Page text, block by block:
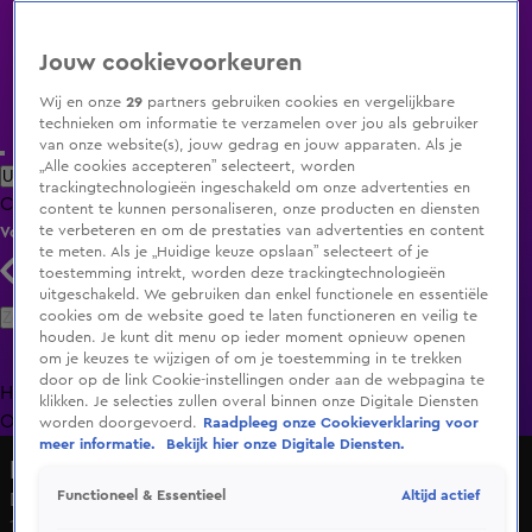
Uitzending Gemist Populaire programma's Zenders Genres
ClipsFilmsRadioSmart TV inlogShop
Volg KIJK
Zoeken
HomeUitzending Gemist Programma's De Bondgenoten
OranjezomerLivestreamsShop
Deze twee zijn zeker wel aan elkaar gewaagd!
10 sep 2024, 10:16
Jouw cookievoorkeuren
Wij en onze29 partners gebruiken cookies en vergelijkbare
technieken om informatie te verzamelen over jou als gebruiker
van onze website(s), jouw gedrag en jouw apparaten. Als je
„Alle cookies accepteren” selecteert, worden
trackingtechnologieën ingeschakeld om onze advertenties en
content te kunnen personaliseren, onze producten en diensten
te verbeteren en om de prestaties van advertenties en content
te meten. Als je „Huidige keuze opslaan” selecteert of je
toestemming intrekt, worden deze trackingtechnologieën
uitgeschakeld. We gebruiken dan enkel functionele en essentiële
cookies om de website goed te laten functioneren en veilig te
houden. Je kunt dit menu op ieder moment opnieuw openen
om je keuzes te wijzigen of om je toestemming in te trekken
door op de link Cookie-instellingen onder aan de webpagina te
klikken. Je selecties zullen overal binnen onze Digitale Diensten
worden doorgevoerd.
Raadpleeg onze Cookieverklaring voor
meer informatie.
Bekijk hier onze Digitale Diensten.
Functioneel & Essentieel Altijd actief